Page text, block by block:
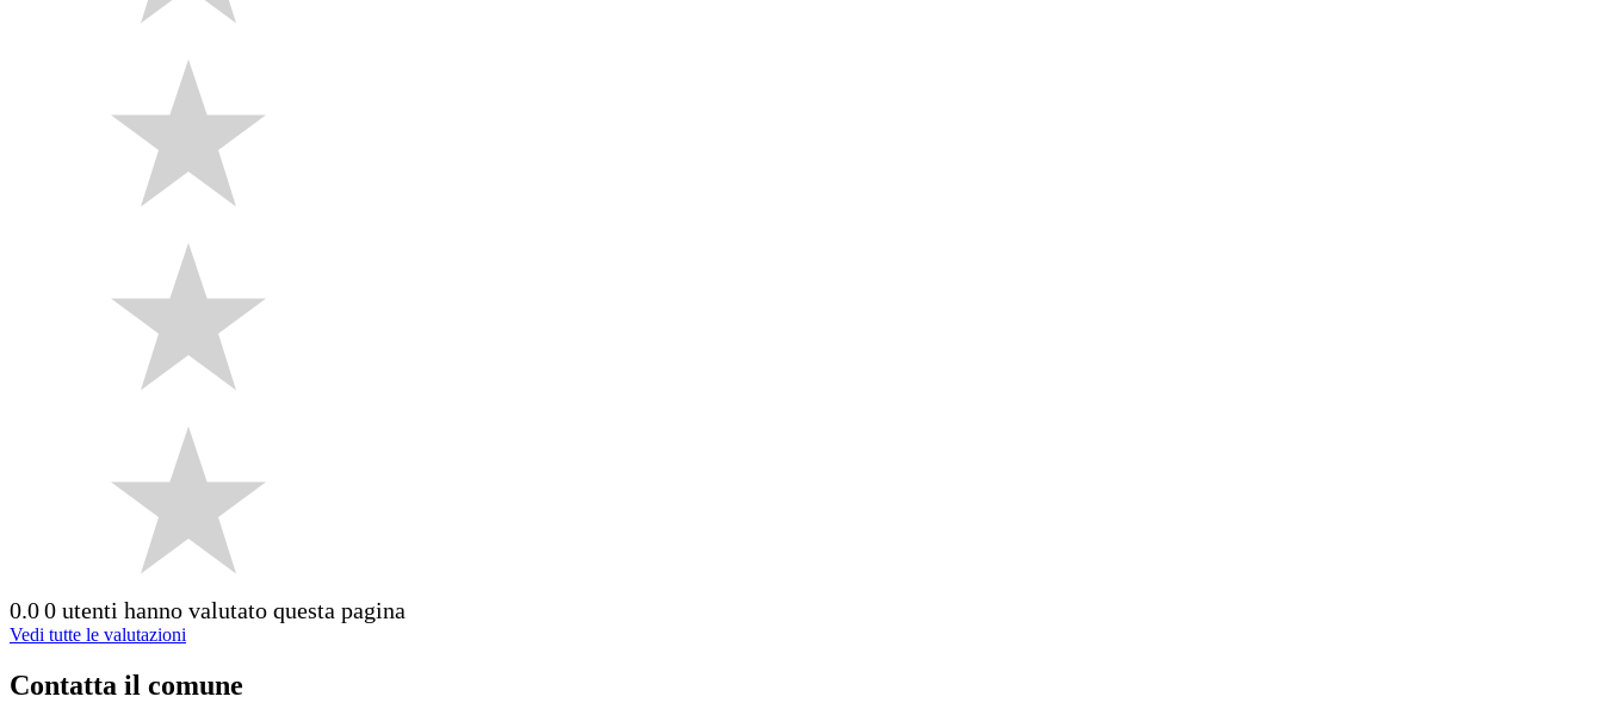
0.00 utenti hanno valutato questa pagina
Vedi tutte le valutazioni
Contatta il comune